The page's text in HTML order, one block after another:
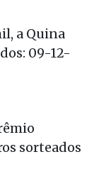
a Quina
09-12-
sorteados